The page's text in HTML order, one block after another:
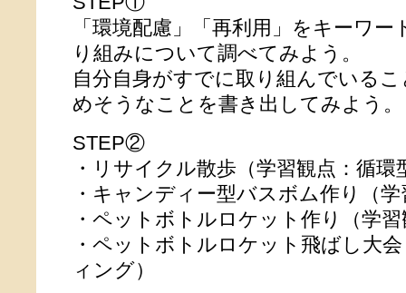
「環境配慮」「再利用」をキーワ
り組みについて調べてみよう。
自分自身がすでに取り組んでいる
めそうなことを書き出してみよう。
STEP②
・リサイクル散歩（学習観点：循環
・キャンディー型バスボム作り（
・ペットボトルロケット作り（学
・ペットボトルロケット飛ばし大
ィング）